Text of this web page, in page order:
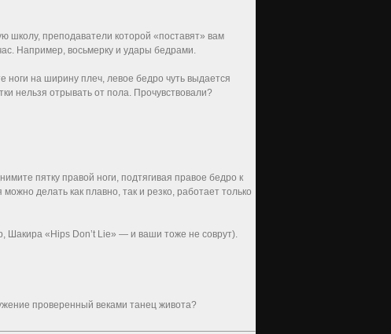
школу, преподаватели которой «поставят» вам
Например, восьмерку и удары бедрами.
ноги на ширину плеч, левое бедро чуть выдается
нельзя отрывать от пола. Прочувствовали?
пятку правой ноги, подтягивая правое бедро к
делать как плавно, так и резко, работает только
Шакира «Hips Don’t Lie» — и ваши тоже не соврут).
проверенный веками танец живота?